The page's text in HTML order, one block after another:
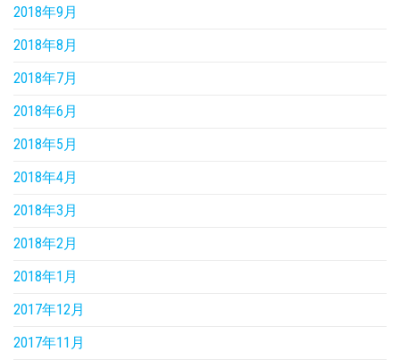
2018年9月
2018年8月
2018年7月
2018年6月
2018年5月
2018年4月
2018年3月
2018年2月
2018年1月
2017年12月
2017年11月